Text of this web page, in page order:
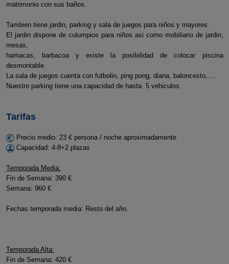
matrimonio con sus baños.
Tambien tiene jardin, parking y sala de juegos para niños y mayores .
El jardin dispone de culumpios para niños asi como mobiliario de jardin,
mesas,
hamacas, barbacoa y existe la posibilidad de colocar piscina
desmontable.
La sala de juegos cuenta con futbolin, ping pong, diana, baloncesto,....
Nuestro parking tiene una capacidad de hasta 5 vehiculos.
Tarifas
Precio medio: 23 € persona / noche aproximadamente
Capacidad: 4-8+2 plazas
Temporada Media:
Fin de Semana: 390 €
Semana: 960 €
Fechas temporada media: Resto del año.
Temporada Alta:
Fin de Semana: 420 €